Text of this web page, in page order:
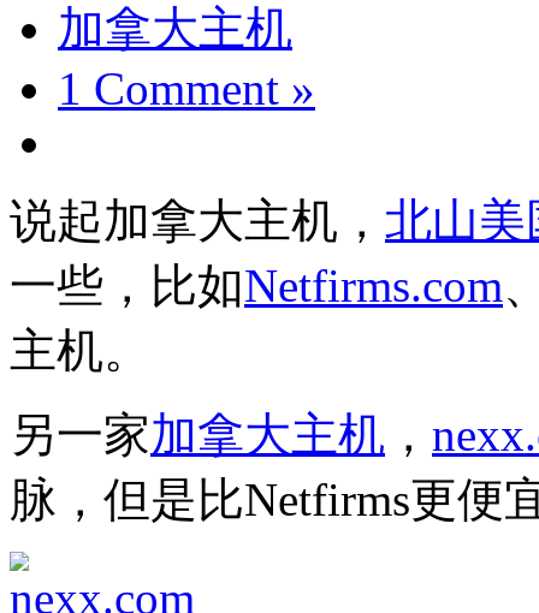
加拿大主机
1 Comment »
说起加拿大主机， 北山美
一些，比如Netfirms.com
主机。
另一家加拿大主机 ，
脉，但是比Netfirms更便